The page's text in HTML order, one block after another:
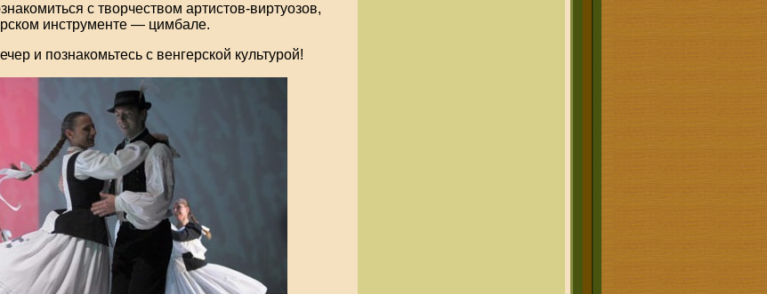
с творчеством артистов-виртуозов,
инструменте — цимбале.
и познакомьтесь с венгерской культурой!